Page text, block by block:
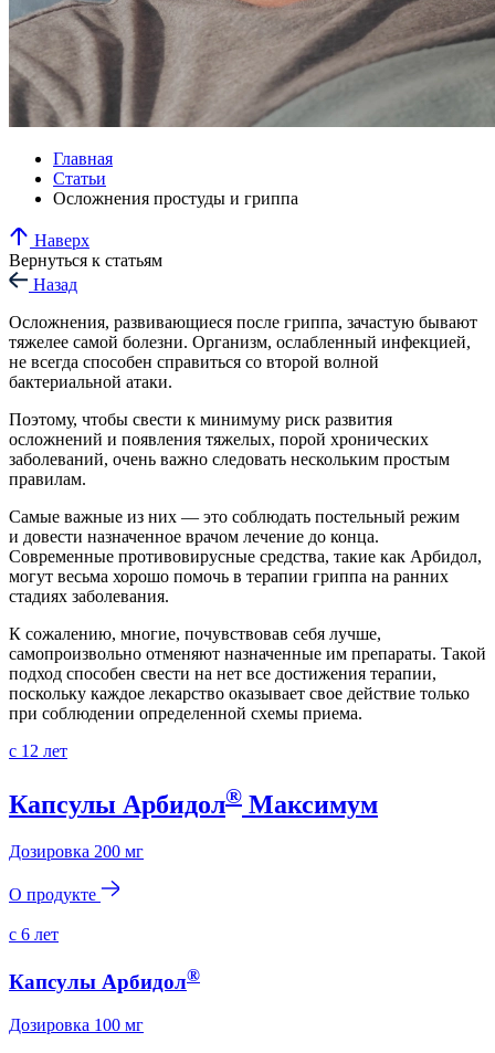
Главная
Статьи
Осложнения простуды и гриппа
Наверх
Вернуться к статьям
Назад
Осложнения, развивающиеся после гриппа, зачастую бывают
тяжелее самой болезни. Организм, ослабленный инфекцией,
не всегда способен справиться со второй волной
бактериальной атаки.
Поэтому, чтобы свести к минимуму риск развития
осложнений и появления тяжелых, порой хронических
заболеваний, очень важно следовать нескольким простым
правилам.
Самые важные из них — это соблюдать постельный режим
и довести назначенное врачом лечение до конца.
Современные противовирусные средства, такие как Арбидол,
могут весьма хорошо помочь в терапии гриппа на ранних
стадиях заболевания.
К сожалению, многие, почувствовав себя лучше,
самопроизвольно отменяют назначенные им препараты. Такой
подход способен свести на нет все достижения терапии,
поскольку каждое лекарство оказывает свое действие только
при соблюдении определенной схемы приема.
с 12 лет
Капсулы Арбидол® Максимум
Дозировка 200 мг
О продукте
с 6 лет
Капсулы Арбидол®
Дозировка 100 мг